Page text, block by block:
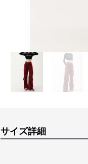
サイズ詳細